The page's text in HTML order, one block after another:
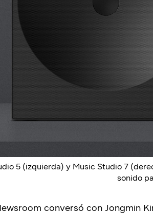
5 (izquierda) y Music Studio 7
sonido
conversó con Jongmin